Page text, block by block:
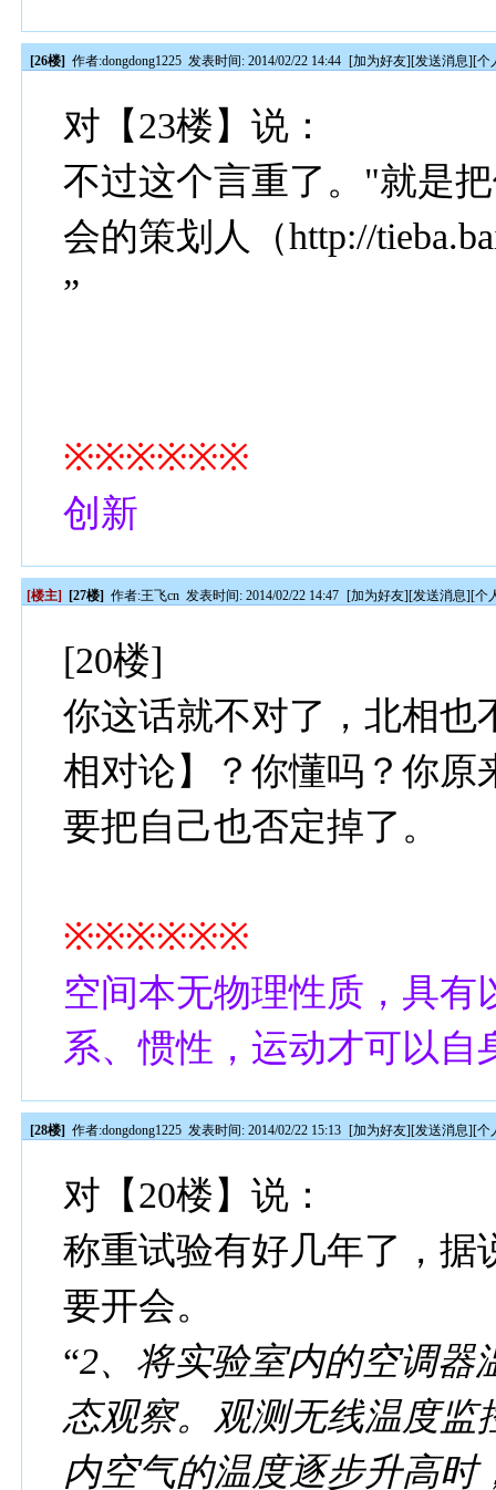
[26楼] 作者:dongdong1225 发表时间: 2014/02/22 14:44 [加为好友][发送消息][个
对【23楼】说：
不过这个言重了。"就是
会的策划人（http://
”
※※※※※※
创新
[楼主] [27楼] 作者:王飞cn 发表时间: 2014/02/22 14:47 [加为好友][发送消息][个
[20楼]
你这话就不对了，北相也
相对论】？你懂吗？你原
要把自己也否定掉了。
※※※※※※
空间本无物理性质，具有
系、惯性，运动才可以自
[28楼] 作者:dongdong1225 发表时间: 2014/02/22 15:13 [加为好友][发送消息][个
对【20楼】说：
称重试验有好几年了，据
要开会。
“2、将实验室内的空调器
态观察。观测无线温度监
内空气的温度逐步升高